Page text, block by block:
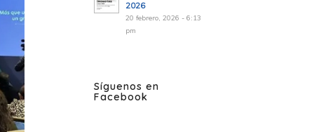
2026
20 febrero, 2026 - 6:13
pm
Síguenos en
Facebook